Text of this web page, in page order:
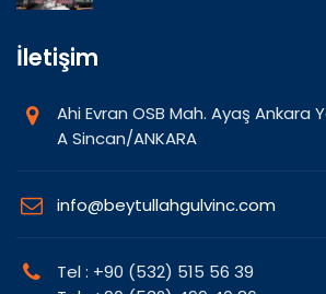
İletişim
Ahi Evran OSB Mah. Ayaş Ankara
A Sincan/ANKARA
info@beytullahgulvinc.com
Tel : +90 (532) 515 56 39